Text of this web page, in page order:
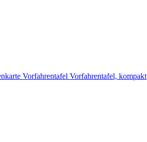
Vorfahrentafel Vorfahrentafel, kompakt